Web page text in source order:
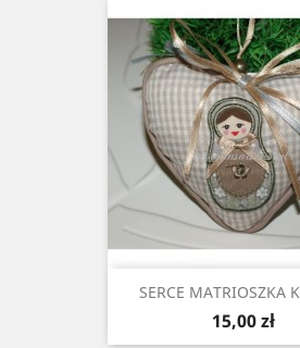
SERCE MATRIOSZKA
Cena
15,00 zł